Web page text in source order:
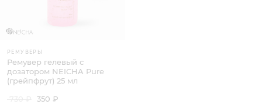
РЕМУВЕРЫ
Ремувер гелевый с
дозатором NEICHA Pure
(грейпфрут) 25 мл
350 ₽